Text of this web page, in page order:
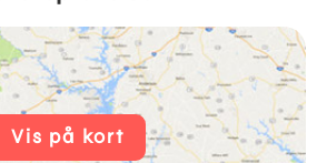
Vis på kort